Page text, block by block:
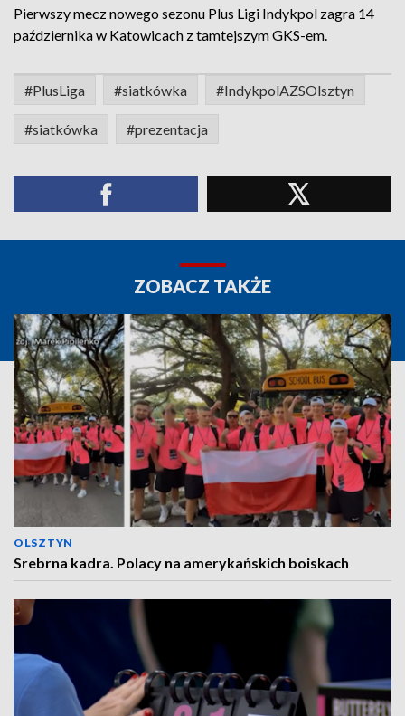
Pierwszy mecz nowego sezonu Plus Ligi Indykpol zagra 14
października w Katowicach z tamtejszym GKS-em.
#PlusLiga #siatkówka #IndykpolAZSOlsztyn
#siatkówka #prezentacja
ZOBACZ TAKŻE
OLSZTYN
Srebrna kadra. Polacy na amerykańskich boiskach